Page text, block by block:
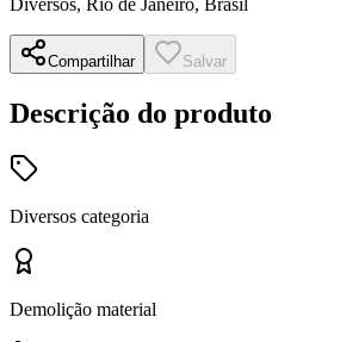
Compartilhar Salvar
Descrição do produto
Diversos categoria
Demolição material